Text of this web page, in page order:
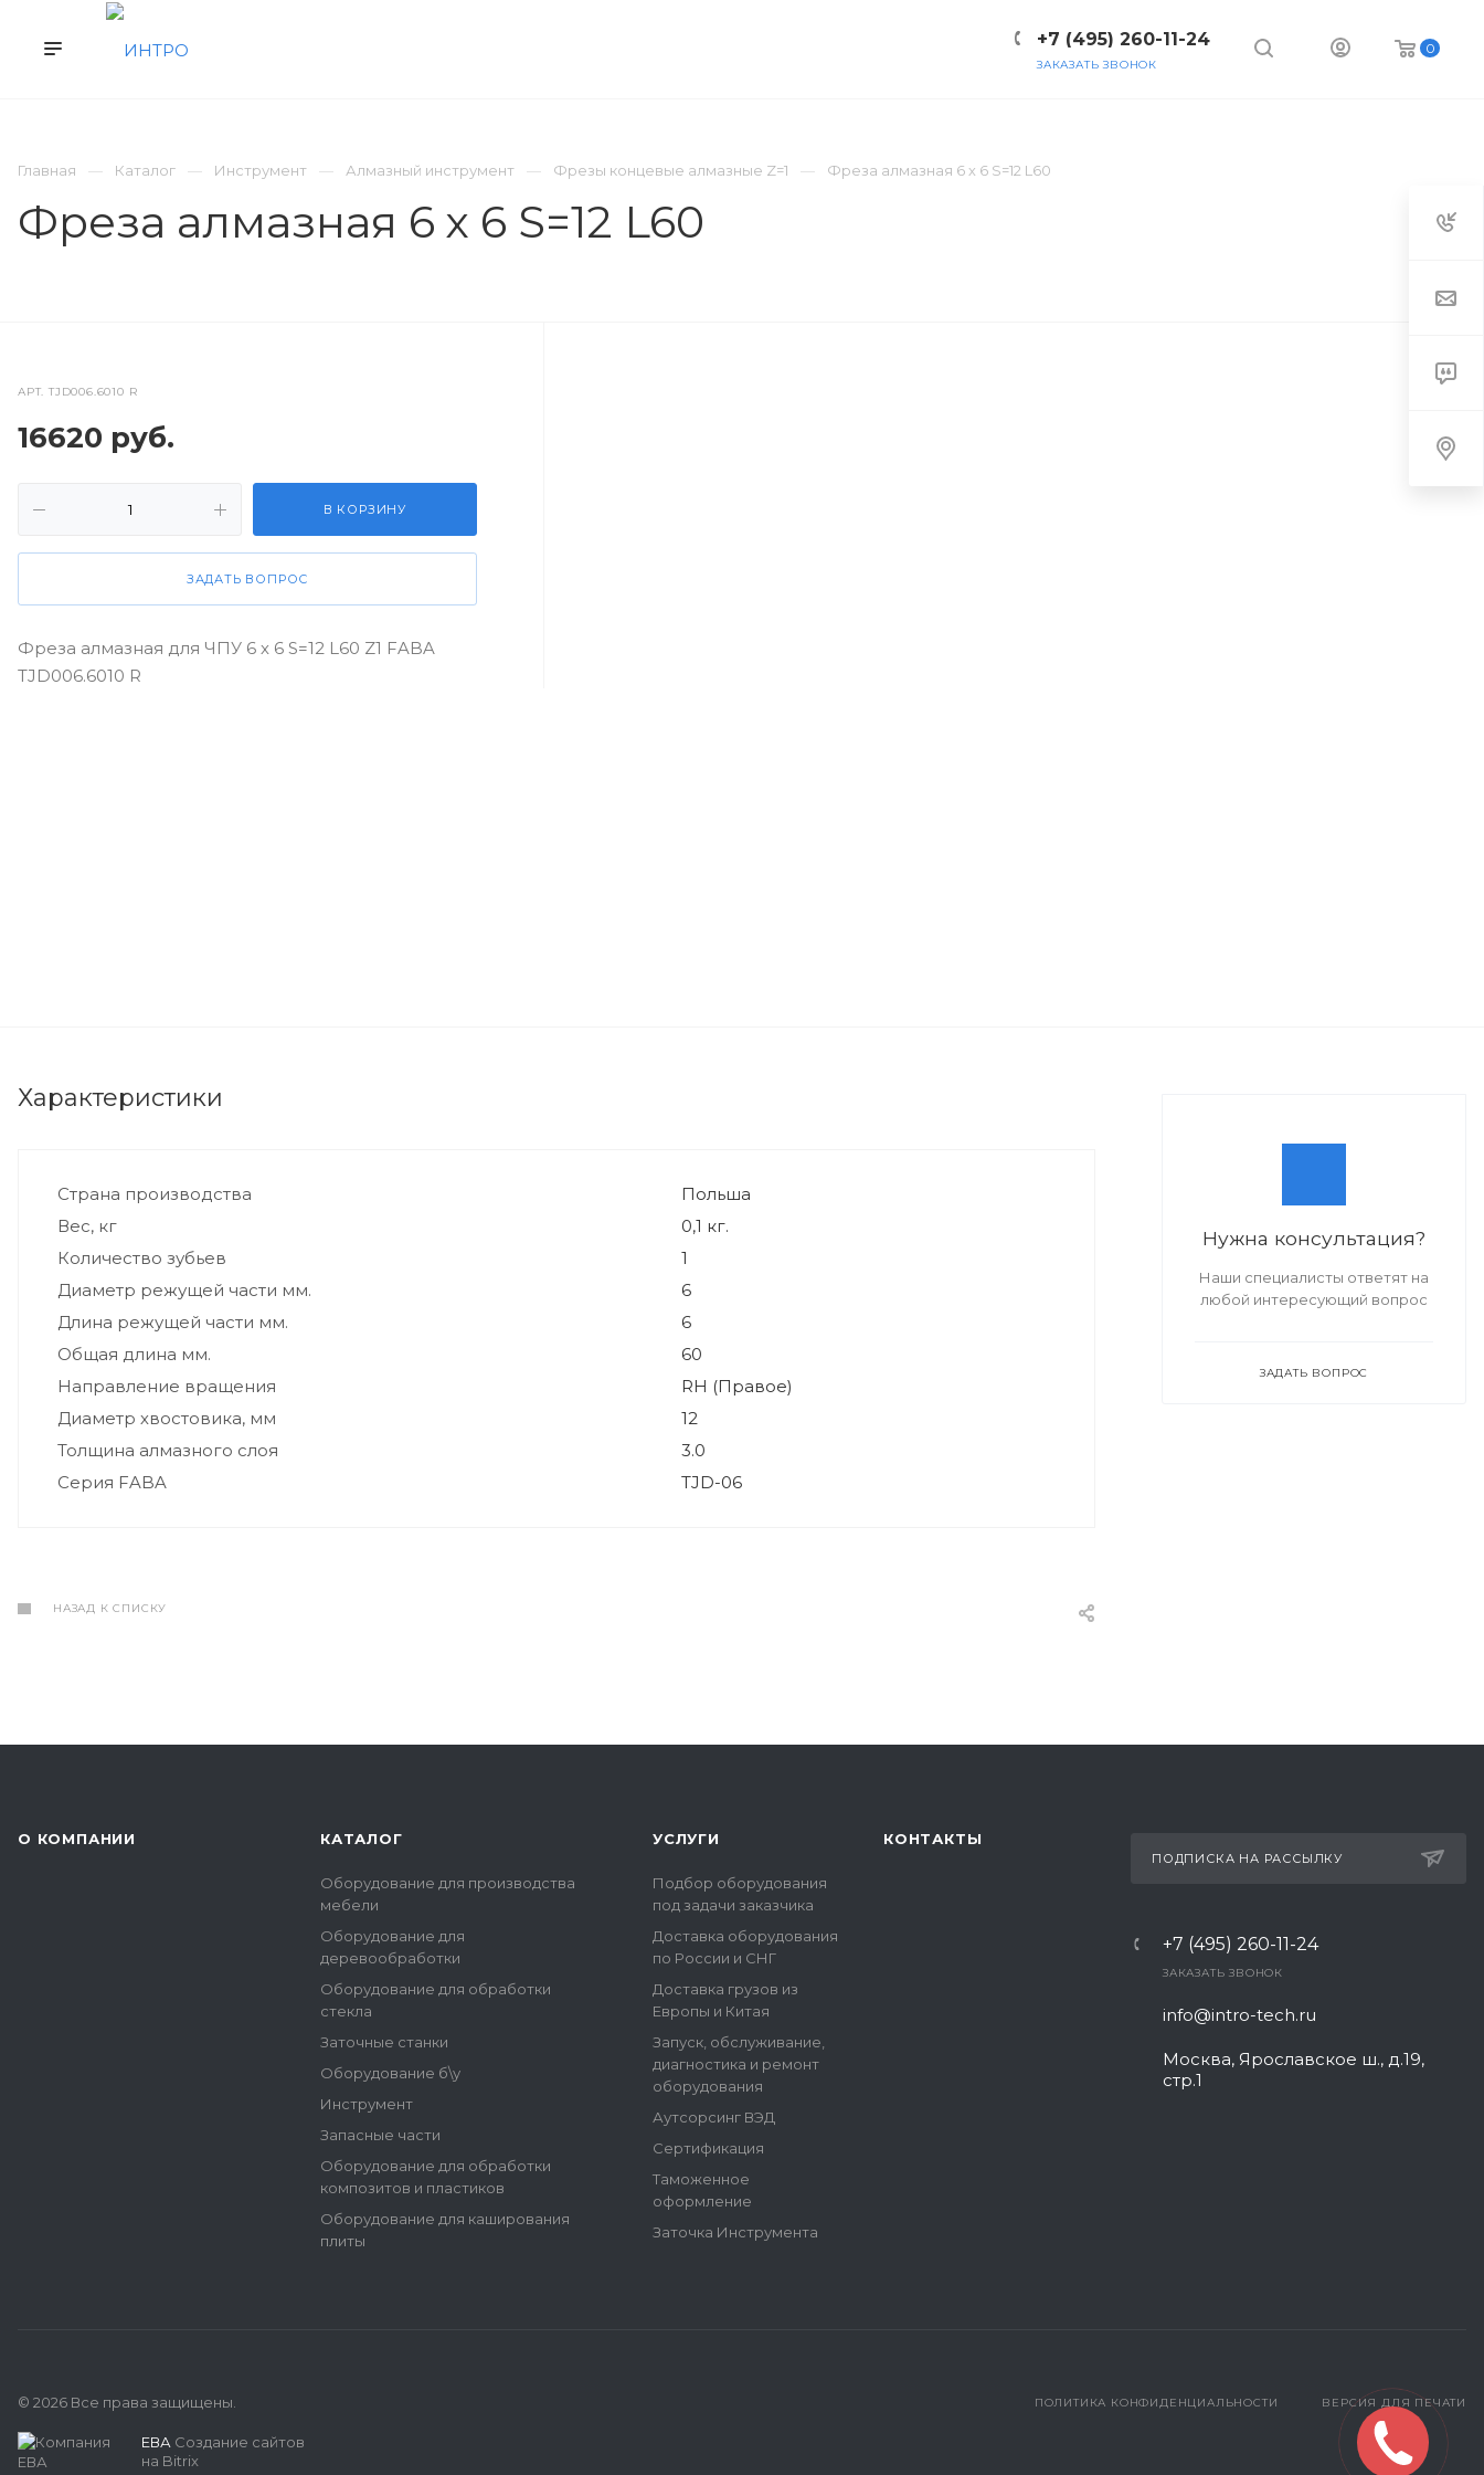
0
+7 (495) 260-11-24
ЗАКАЗАТЬ ЗВОНОК
Главная
Каталог Инструмент Алмазный инструмент Фрезы концевые алмазные Z=1 Фреза алмазная 6 х 6 S=12 L60
Фреза алмазная 6 х 6 S=12 L60
АРТ.TJD006.6010 R
16620 руб.
В КОРЗИНУ
ЗАДАТЬ ВОПРОС
Фреза алмазная для ЧПУ 6 х 6 S=12 L60 Z1 FABA
TJD006.6010 R
Нужна консультация?
Наши специалисты ответят на
любой интересующий вопрос
ЗАДАТЬ ВОПРОС
Характеристики
Страна производства
Польша
Вес, кг
0,1 кг.
Количество зубьев
1
Диаметр режущей части мм.
6
Длина режущей части мм.
6
Общая длина мм.
60
Направление вращения
RH (Правое)
Диаметр хвостовика, мм
12
Толщина алмазного слоя
3.0
Серия FABA
TJD-06
НАЗАД К СПИСКУ
О КОМПАНИИ КАТАЛОГ
Оборудование для производства
мебели
Оборудование для
деревообработки
Оборудование для обработки
стекла
Заточные станки
Оборудование б\у
Инструмент
Запасные части
Оборудование для обработки
композитов и пластиков
Оборудование для каширования
плиты
УСЛУГИ
Подбор оборудования
под задачи заказчика
Доставка оборудования
по России и СНГ
Доставка грузов из
Европы и Китая
Запуск, обслуживание,
диагностика и ремонт
оборудования
Аутсорсинг ВЭД
Сертификация
Таможенное
оформление
Заточка Инструмента
КОНТАКТЫ
ПОДПИСКА НА РАССЫЛКУ
+7 (495) 260-11-24
ЗАКАЗАТЬ ЗВОНОК
info@intro-tech.ru
Москва, Ярославское ш., д.19,
стр.1
ВЕРСИЯ ДЛЯ ПЕЧАТИ
ПОЛИТИКА КОНФИДЕНЦИАЛЬНОСТИ
© 2026 Все права защищены.
ЕВА Создание сайтов
на Bitrix